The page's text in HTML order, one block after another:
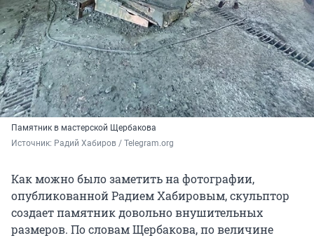
Памятник в мастерской Щербакова
Источник: Радий Хабиров / Telegram.org
Как можно было заметить на фотографии,
опубликованной Радием Хабировым, скульптор
создает памятник довольно внушительных
размеров. По словам Щербакова, по величине